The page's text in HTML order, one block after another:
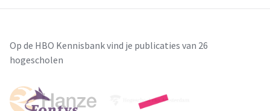
Op de HBO Kennisbank vind je publicaties van 26
hogescholen